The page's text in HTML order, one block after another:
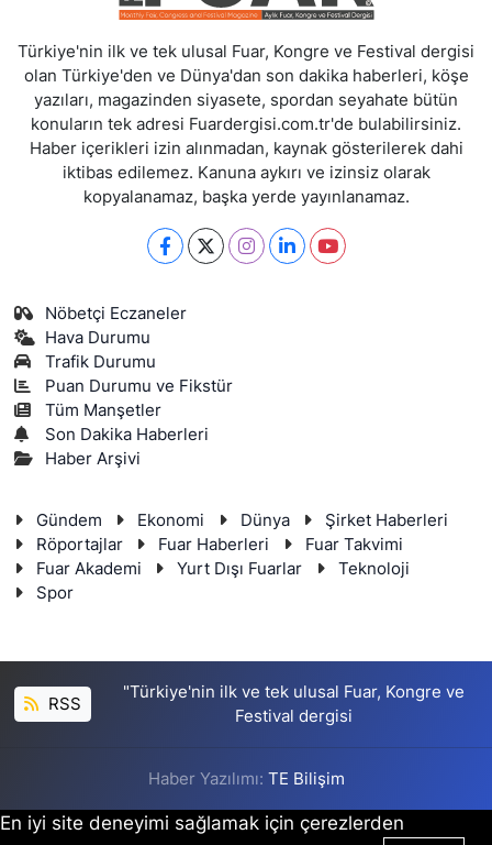
Türkiye'nin ilk ve tek ulusal Fuar, Kongre ve Festival dergisi
olan Türkiye'den ve Dünya'dan son dakika haberleri, köşe
yazıları, magazinden siyasete, spordan seyahate bütün
konuların tek adresi Fuardergisi.com.tr'de bulabilirsiniz.
Haber içerikleri izin alınmadan, kaynak gösterilerek dahi
iktibas edilemez. Kanuna aykırı ve izinsiz olarak
kopyalanamaz, başka yerde yayınlanamaz.
Nöbetçi Eczaneler
Hava Durumu
Trafik Durumu
Puan Durumu ve Fikstür
Tüm Manşetler
Son Dakika Haberleri
Haber Arşivi
Gündem Ekonomi Dünya
Şirket Haberleri
Röportajlar
Fuar Haberleri
Fuar Takvimi
Fuar Akademi
Yurt Dışı Fuarlar
Teknoloji
Spor
RSS
"Türkiye'nin ilk ve tek ulusal Fuar, Kongre ve
Festival dergisi
Haber Yazılımı: TE Bilişim
En iyi site deneyimi sağlamak için çerezlerden